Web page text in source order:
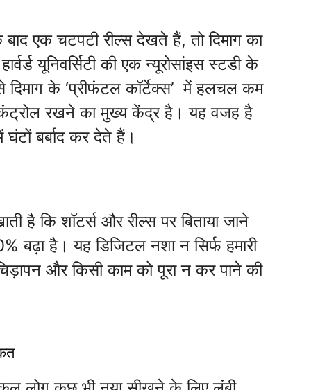
एक चटपटी रील्स देखते हैं, तो दिमाग का
यूनिवर्सिटी की एक न्यूरोसांइस स्टडी के
दिमाग के ‘प्रीफंटल कॉर्टेक्स’ में हलचल कम
रखने का मुख्य केंद्र है। यह वजह है
बर्बाद कर देते हैं।
है कि शॉटर्स और रील्स पर बिताया जाने
बढ़ा है। यह डिजिटल नशा न सिर्फ हमारी
और किसी काम को पूरा न कर पाने की